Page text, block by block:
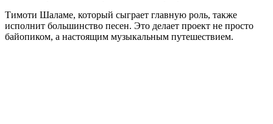
Тимоти Шаламе, который сыграет главную роль, также
исполнит большинство песен. Это делает проект не просто
байопиком, а настоящим музыкальным путешествием.